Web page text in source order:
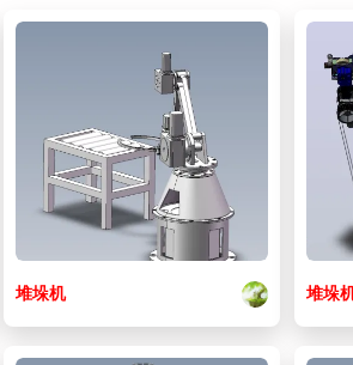
堆垛机 堆垛